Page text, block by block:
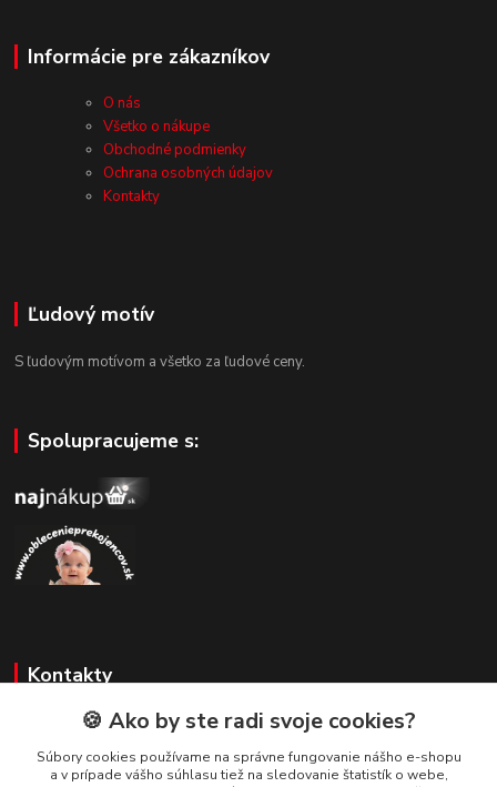
Informácie pre zákazníkov
O nás
Všetko o nákupe
Obchodné podmienky
Ochrana osobných údajov
Kontakty
Ľudový motív
S ľudovým motívom a všetko za ľudové ceny.
Spolupracujeme s:
Kontakty
Zákaznícka podpora
+421 908 479 200
🍪 Ako by ste radi svoje cookies?
Súbory cookies používame na správne fungovanie nášho e-shopu
a v prípade vášho súhlasu tiež na sledovanie štatistík o webe,